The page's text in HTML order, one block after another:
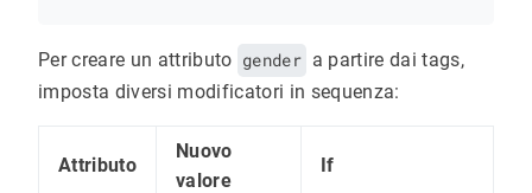
Per creare un attributo gender a partire dai tags,
imposta diversi modificatori in sequenza:
Attributo
Nuovo
valore
If